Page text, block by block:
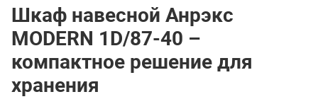
Шкаф навесной Анрэкс
MODERN 1D/87-40 –
компактное решение для
хранения